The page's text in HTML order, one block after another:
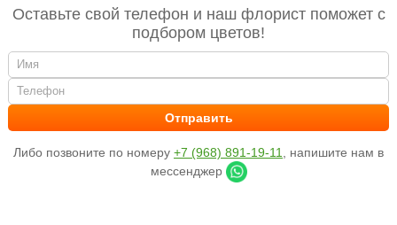
Оставьте свой телефон и наш флорист поможет с
подбором цветов!
Либо позвоните по номеру +7 (968) 891-19-11
, напишите нам в
мессенджер